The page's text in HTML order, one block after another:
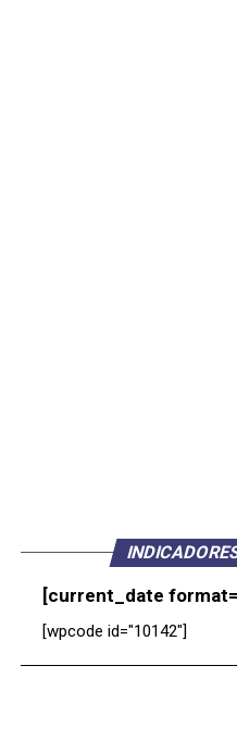
[current_date
[wpcode id="10142"]